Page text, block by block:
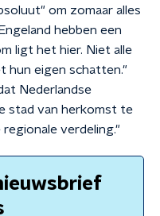
om zomaar alles
hebben een
ligt het hier. Niet alle
hun eigen schatten."
Nederlandse
stad van herkomst te
verdeling."